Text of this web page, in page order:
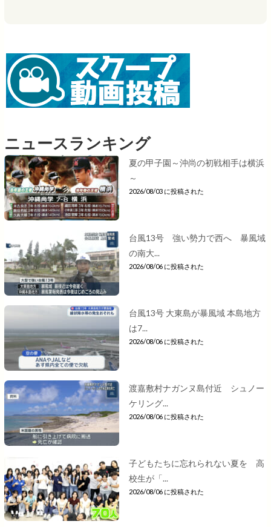
ニュースランキング
夏の甲子園～沖尚の初戦相手は横浜
～
2026/08/03 に投稿された
台風13号 強い勢力で西へ 暴風域
の南大...
2026/08/06 に投稿された
台風13号 大東島が暴風域 本島地方
は7...
2026/08/06 に投稿された
渡嘉敷村ナガンヌ島付近 シュノー
ケリング...
2026/08/06 に投稿された
子どもたちに忘れられない夏を 高
校生が「...
2026/08/06 に投稿された